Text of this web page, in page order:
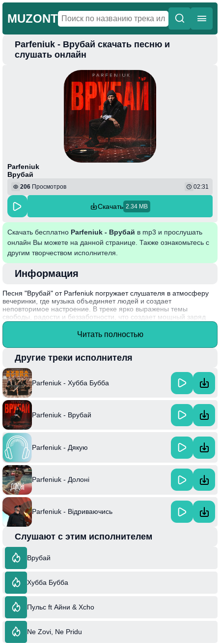
MUZONT
Главная
Parfeniuk - Врубай скачать песню и
слушать онлайн
Parfeniuk
Врубай
206 Просмотров 02:31
Скачать 2.34 MB
Скачать бесплатно Parfeniuk - Врубай в mp3 и прослушать
онлайн Вы можете на данной странице. Также ознакомьтесь с
другим творчеством исполнителя.
Информация
Песня "Врубай" от Parfeniuk погружает слушателя в атмосферу
вечеринки, где музыка объединяет людей и создает
неповторимое настроение. В треке ярко выражены темы
свободы, радости и беззаботности, что создает мощный заряд
позитива. Отражая стремление к моментам наслаждения и жизни
на полную катушку, "Врубай" становится гимном для молодежи,
Интересный факт: Parfeniuk, известный своими уникальными
музыкальными экспериментами, часто черпает вдохновение из
динамичной жизни мегаполисов.
Читать полностью
Другие треки исполнителя
Parfeniuk - Хубба Бубба
Parfeniuk - Врубай
Parfeniuk - Дякую
Parfeniuk - Долоні
Parfeniuk - Відриваючись
Слушают с этим исполнителем
Врубай
Хубба Бубба
Пульс ft Айни & Xcho
Ne Zovi, Ne Pridu